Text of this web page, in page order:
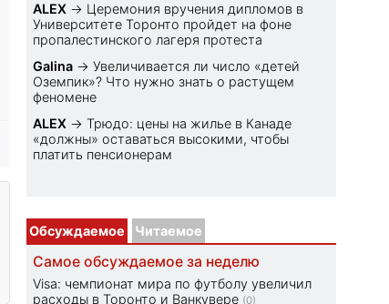
ALEX → Церемония вручения дипломов в
Университете Торонто пройдет на фоне
пропалестинского лагеря протеста
Galina →Увеличивается ли число «детей
Оземпик»? Что нужно знать о растущем
феномене
ALEX →Трюдо: цены на жилье в Канаде
«должны» оставаться высокими, чтобы
платить пенсионерам
Обсуждаемое Читаемое
Самое обсуждаемое за неделю
Visa: чемпионат мира по футболу увеличил
расходы в Торонто и Ванкувере (0)